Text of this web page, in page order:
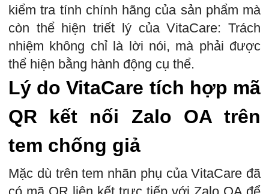
kiểm tra tính chính hãng của sản phẩm mà
còn thể hiện triết lý của VitaCare: Trách
nhiệm không chỉ là lời nói, mà phải được
thể hiện bằng hành động cụ thể.
Lý do VitaCare tích hợp mã
QR kết nối Zalo OA trên
tem chống giả
Mặc dù trên tem nhãn phụ của VitaCare đã